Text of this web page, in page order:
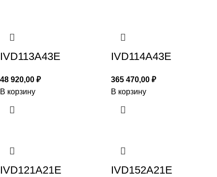
IVD113A43E
48 920,00 ₽
В корзину
IVD114A43E
365 470,00 ₽
В корзину
IVD121A21E IVD152A21E